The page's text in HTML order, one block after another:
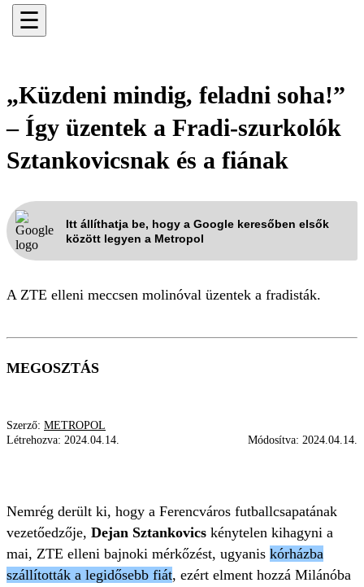
☰
„Küzdeni mindig, feladni soha!”
– Így üzentek a Fradi-szurkolók
Sztankovicsnak és a fiának
Itt állíthatja be, hogy a Google keresőben elsők
között legyen a Metropol
A ZTE elleni meccsen molinóval üzentek a fradisták.
MEGOSZTÁS
Szerző: METROPOL
Létrehozva: 2024.04.14. Módosítva: 2024.04.14.
Nemrég derült ki, hogy a Ferencváros futballcsapatának
vezetőedzője, Dejan Sztankovics kénytelen kihagyni a
mai, ZTE elleni bajnoki mérkőzést, ugyanis kórházba
szállították a legidősebb fiát, ezért elment hozzá Milánóba